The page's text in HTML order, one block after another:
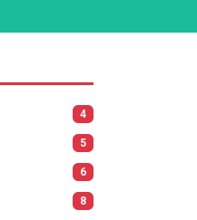
4
5
6
8